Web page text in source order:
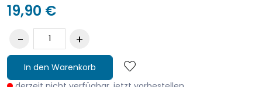
19,90 €
In den Warenkorb